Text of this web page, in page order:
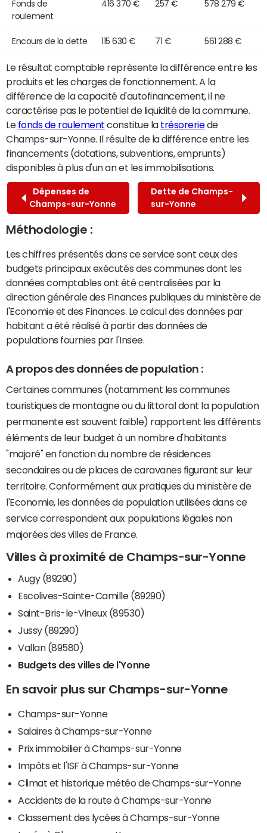
Fonds de
roulement
416 370 € 257 € 578 279 €
Encours de la dette 115 630 € 71 € 561 288 €
Le résultat comptable représente la différence entre les
produits et les charges de fonctionnement. A la
différence de la capacité d'autofinancement, il ne
caractérise pas le potentiel de liquidité de la commune.
Le fonds de roulement constitue la trésoreriede
Champs-sur-Yonne. Il résulte de la différence entre les
financements (dotations, subventions, emprunts)
disponibles à plus d'un an et les immobilisations.
Dépenses de
Champs-sur-Yonne
Dette de Champs-
sur-Yonne
Méthodologie :
Les chiffres présentés dans ce service sont ceux des
budgets principaux exécutés des communes dont les
données comptables ont été centralisées par la
direction générale des Finances publiques du ministère de
l'Economie et des Finances. Le calcul des données par
habitant a été réalisé à partir des données de
populations fournies par l'Insee.
A propos des données de population :
Certaines communes (notamment les communes
touristiques de montagne ou du littoral dont la population
permanente est souvent faible) rapportent les différents
éléments de leur budget à un nombre d'habitants
"majoré" en fonction du nombre de résidences
secondaires ou de places de caravanes figurant sur leur
territoire. Conformément aux pratiques du ministère de
l'Economie, les données de population utilisées dans ce
service correspondent aux populations légales non
majorées des villes de France.
Villes à proximité de Champs-sur-Yonne
Augy (89290)
Escolives-Sainte-Camille (89290)
Saint-Bris-le-Vineux (89530)
Jussy (89290)
Vallan (89580)
Budgets des villes de l'Yonne
En savoir plus sur Champs-sur-Yonne
Champs-sur-Yonne
Salaires à Champs-sur-Yonne
Prix immobilier à Champs-sur-Yonne
Impôts et l'ISF à Champs-sur-Yonne
Climat et historique météo de Champs-sur-Yonne
Accidents de la route à Champs-sur-Yonne
Classement des lycées à Champs-sur-Yonne